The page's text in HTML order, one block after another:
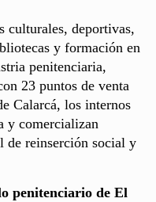
culturales, deportivas,
y formación en
penitenciaria,
23 puntos de venta
Calarcá, los internos
y comercializan
de reinserción social y
penitenciario de El